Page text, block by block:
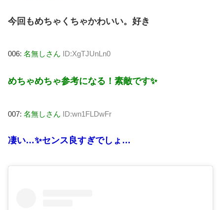
今回もめちゃくちゃかわいい。好き
006: 名無しさん ID:XgTJUnLn0
めちゃめちゃ参考になる！素敵です✨
007: 名無しさん ID:wn1FLDwFr
凄い…✨センス良すぎでしょ…